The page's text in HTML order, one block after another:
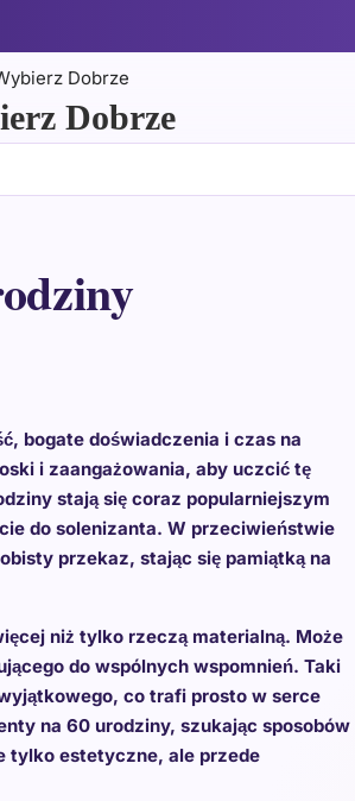
Dobrze
bogate doświadczenia i czas na
i zaangażowania, aby uczcić tę
stają się coraz popularniejszym
do solenizanta. W przeciwieństwie
przekaz, stając się pamiątką na
niż tylko rzeczą materialną. Może
do wspólnych wspomnień. Taki
co trafi prosto w serce
na 60 urodziny, szukając sposobów
tylko estetyczne, ale przede